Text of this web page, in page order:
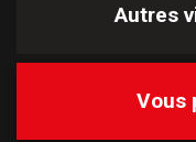
Autres
Vous